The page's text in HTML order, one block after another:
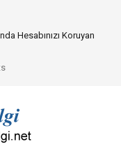
Hayati Rolü